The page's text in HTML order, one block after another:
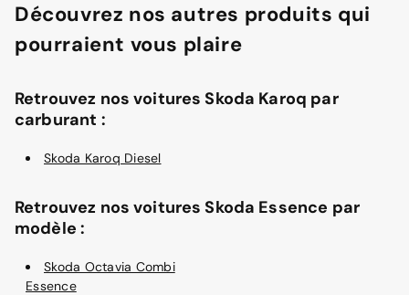
Découvrez nos autres produits qui
pourraient vous plaire
Retrouvez nos voitures Skoda Karoq par
carburant :
Skoda Karoq Diesel
Retrouvez nos voitures Skoda Essence par
modèle :
Skoda Octavia Combi
Essence